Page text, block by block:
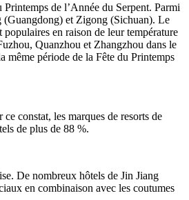
de l’Année du Serpent. Parmi
et Zigong (Sichuan). Le
en raison de leur température
Quanzhou et Zhangzhou dans le
même période de la Fête du Printemps
constat, les marques de resorts de
de plus de 88 %.
De nombreux hôtels de Jin Jiang
en combinaison avec les coutumes